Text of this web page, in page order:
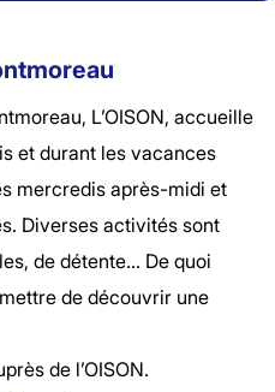
L’OISON, accueille
et durant les vacances
mercredis après-midi et
Diverses activités sont
de détente… De quoi
de découvrir une
de l’OISON.